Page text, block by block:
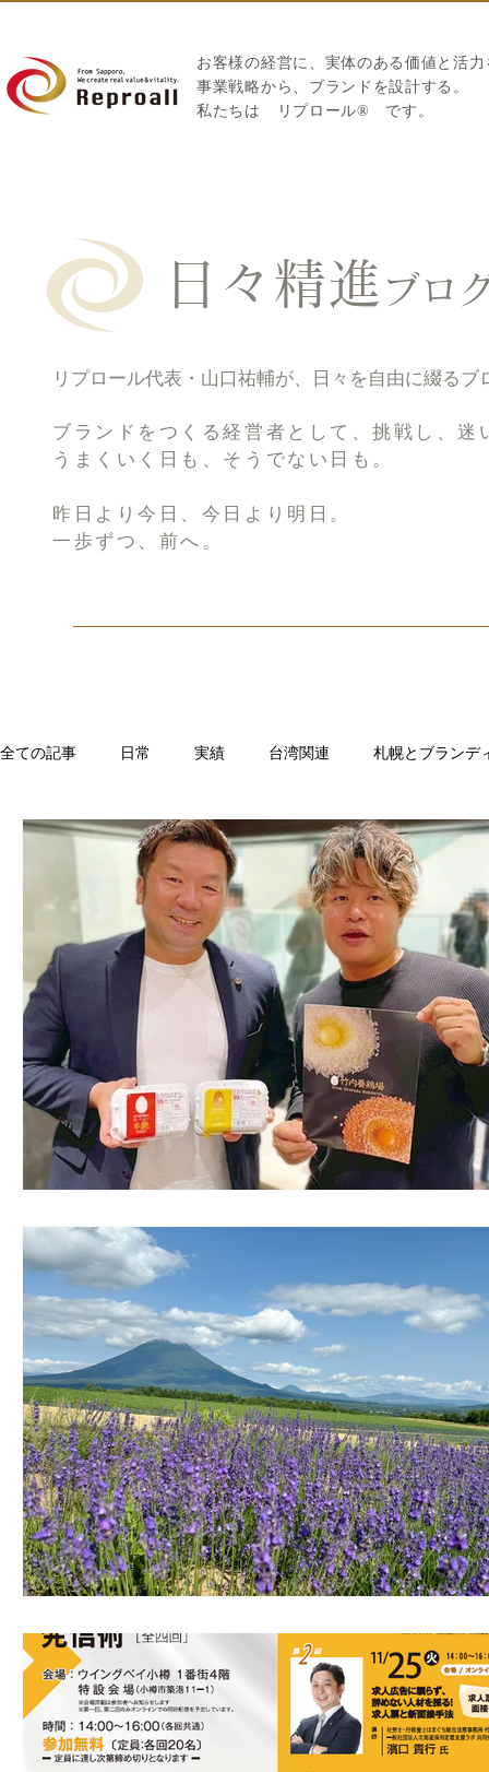
お客様の経営に、実体のある価値と活
​事業戦略から、ブランドを設計する。
私たちは
リプロール® です。
日々精進 ブロ
リプロール代表・山口祐輔が、日々を自由に綴るブ
ブランドをつくる経営者として、挑戦し、迷
うまくいく日も、そうでない日も。
昨日より今日、今日より明日。
一歩ずつ、前へ。
全ての記事 日常 実績 台湾関連 札幌とブランデ
リブランディング® さとうきび繊維のストロー 中国
CRMブランディング® デジタルマーケティングブランデ